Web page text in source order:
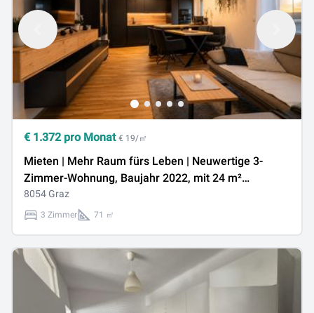
€ 1.372pro Monat € 19/㎡
Mieten | Mehr Raum fürs Leben | Neuwertige 3-
Zimmer-Wohnung, Baujahr 2022, mit 24 m²
Sonnenbalkon
8054 Graz
3 Zimmer 71 ㎡